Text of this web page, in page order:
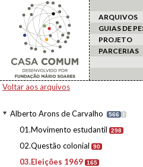
ARQUIVOS
GUIAS DE
PROJETO
PARCERIAS
Voltar aos arquivos
Alberto Arons de Carvalho 566 I
01.Movimento estudantil 298
02.Questão colonial 90
03.Eleições 1969 165